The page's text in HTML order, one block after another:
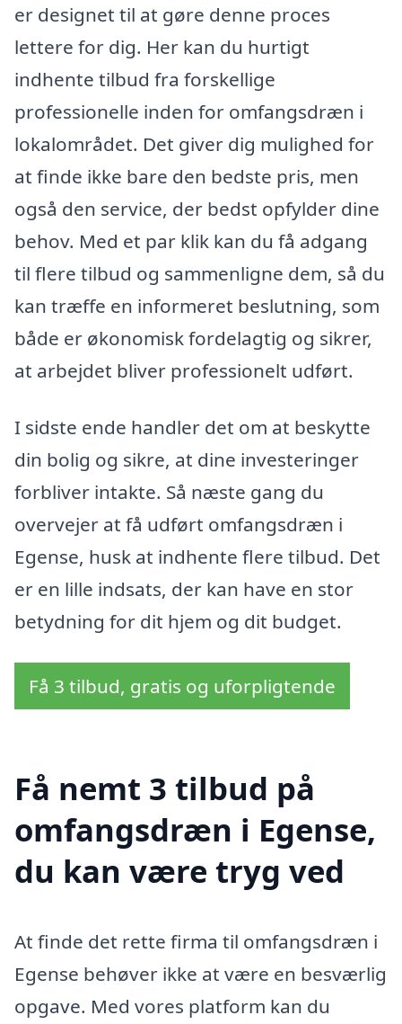
er designet til at gøre denne proces
lettere for dig. Her kan du hurtigt
indhente tilbud fra forskellige
professionelle inden for omfangsdræn i
lokalområdet. Det giver dig mulighed for
at finde ikke bare den bedste pris, men
også den service, der bedst opfylder dine
behov. Med et par klik kan du få adgang
til flere tilbud og sammenligne dem, så du
kan træffe en informeret beslutning, som
både er økonomisk fordelagtig og sikrer,
at arbejdet bliver professionelt udført.
I sidste ende handler det om at beskytte
din bolig og sikre, at dine investeringer
forbliver intakte. Så næste gang du
overvejer at få udført omfangsdræn i
Egense, husk at indhente flere tilbud. Det
er en lille indsats, der kan have en stor
betydning for dit hjem og dit budget.
Få 3 tilbud, gratis og uforpligtende
Få nemt 3 tilbud på
omfangsdræn i Egense,
du kan være tryg ved
At finde det rette firma til omfangsdræn i
Egense behøver ikke at være en besværlig
opgave. Med vores platform kan du